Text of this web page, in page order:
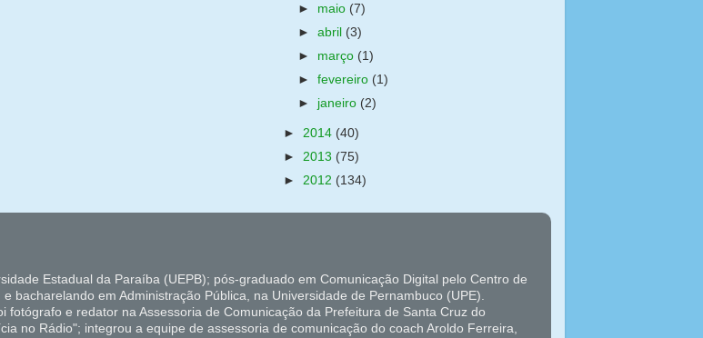
► maio (7)
►abril (3)
► março (1)
►fevereiro (1)
► janeiro (2)
► 2014 (40)
► 2013 (75)
► 2012 (134)
Estadual da Paraíba (UEPB); pós-graduado em Comunicação Digital pelo Centro de
bacharelando em Administração Pública, na Universidade de Pernambuco (UPE).
e redator na Assessoria de Comunicação da Prefeitura de Santa Cruz do
no Rádio"; integrou a equipe de assessoria de comunicação do coach Aroldo Ferreira,